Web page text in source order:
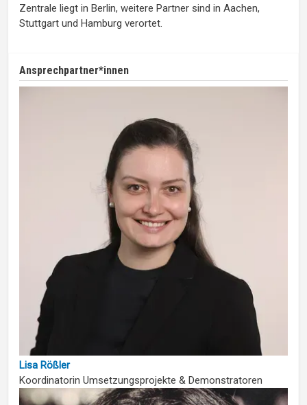
Zentrale liegt in Berlin, weitere Partner sind in Aachen,
Stuttgart und Hamburg verortet.
Ansprechpartner*innen
Lisa Rößler
Koordinatorin Umsetzungsprojekte & Demonstratoren